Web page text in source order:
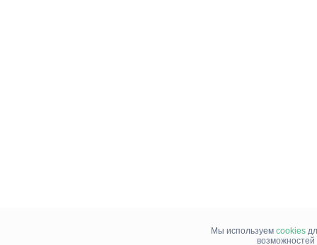
Мы используем cookies